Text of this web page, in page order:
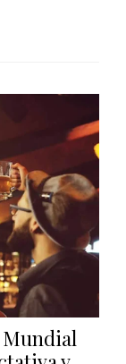
Mundial